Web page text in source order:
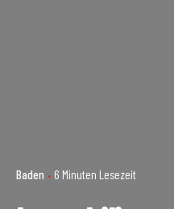
Baden 6 Minuten Lesezeit